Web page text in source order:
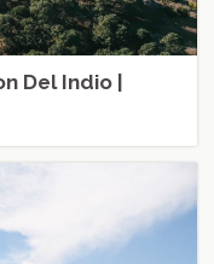
Del Indio |